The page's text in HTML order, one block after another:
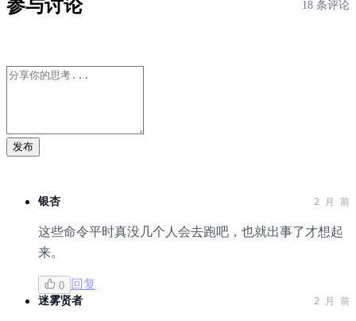
参与讨论 18 条评论
发布
银杏 2 月 前
这些命令平时真没几个人会去跑吧，也就出事了才想起
来。
0 回复
迷雾贤者 2 月 前